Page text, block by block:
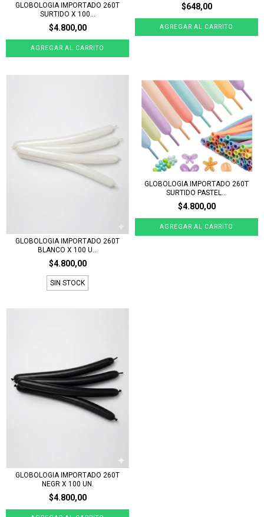
GLOBOLOGIA IMPORTADO 260T
SURTIDO X 100...
$4.800,00
$648,00
GLOBOLOGIA IMPORTADO 260T
BLANCO X 100 U...
$4.800,00
SIN STOCK
GLOBOLOGIA IMPORTADO 260T
SURTIDO PASTEL...
$4.800,00
GLOBOLOGIA IMPORTADO 260T
NEGR X 100 UN.
$4.800,00